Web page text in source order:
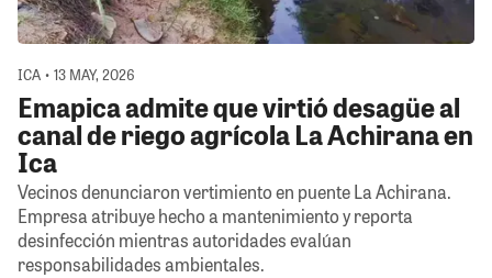
ICA • 13 MAY, 2026
Emapica admite que virtió desagüe al
canal de riego agrícola La Achirana en
Ica
Vecinos denunciaron vertimiento en puente La Achirana.
Empresa atribuye hecho a mantenimiento y reporta
desinfección mientras autoridades evalúan
responsabilidades ambientales.